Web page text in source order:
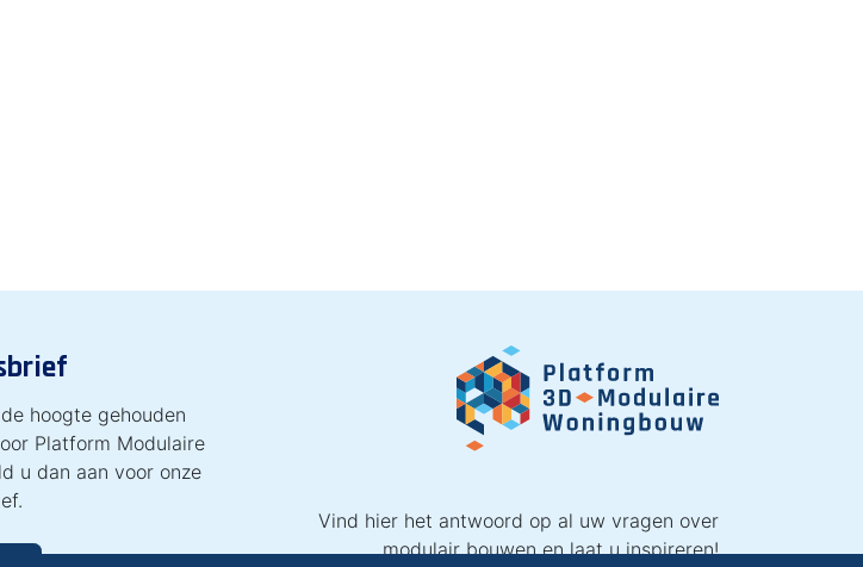
hoogte gehouden
Platform Modulaire
u dan aan voor onze
Vind hier het antwoord op al uw vragen over
modulair bouwen en laat u inspireren!